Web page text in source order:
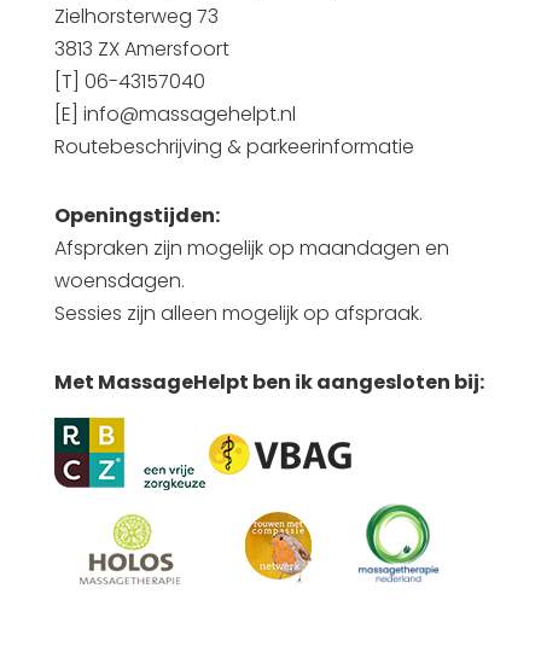
Zielhorsterweg 73
3813 ZX Amersfoort
[T] 06-43157040
[E] info@massagehelpt.nl
Routebeschrijving & parkeerinformatie
Openingstijden:
Afspraken zijn mogelijk op maandagen en
woensdagen.
Sessies zijn alleen mogelijk op afspraak.
Met MassageHelpt ben ik aangesloten bij: